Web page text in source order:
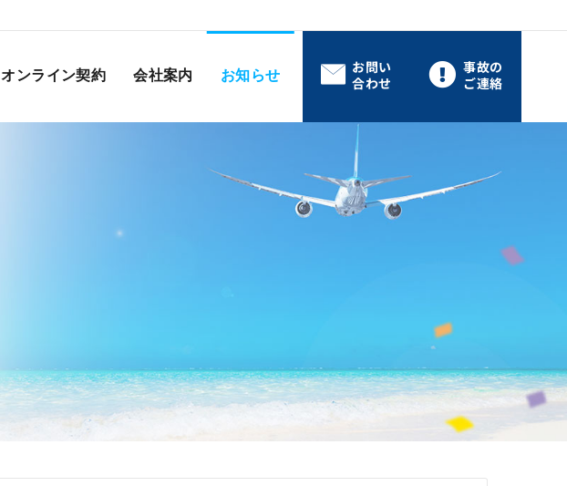
オンライン契約 会社案内 お知らせ
お問い
合わせ
事故の
ご連絡